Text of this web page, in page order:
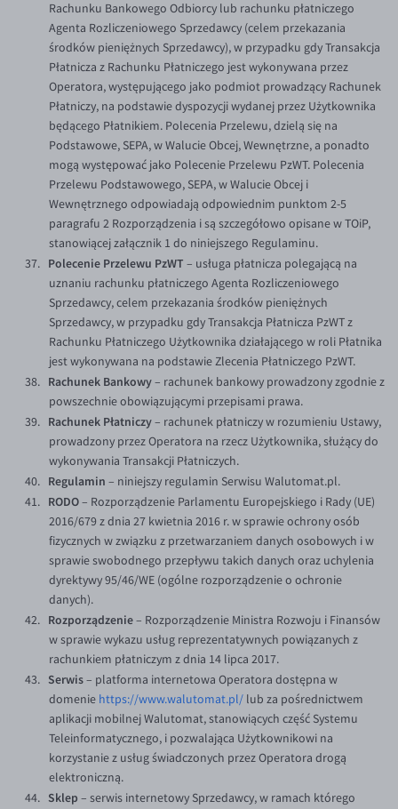
Rachunku Bankowego Odbiorcy lub rachunku płatniczego
Agenta Rozliczeniowego Sprzedawcy (celem przekazania
środków pieniężnych Sprzedawcy), w przypadku gdy Transakcja
Płatnicza z Rachunku Płatniczego jest wykonywana przez
Operatora, występującego jako podmiot prowadzący Rachunek
Płatniczy, na podstawie dyspozycji wydanej przez Użytkownika
będącego Płatnikiem. Polecenia Przelewu, dzielą się na
Podstawowe, SEPA, w Walucie Obcej, Wewnętrzne, a ponadto
mogą występować jako Polecenie Przelewu PzWT. Polecenia
Przelewu Podstawowego, SEPA, w Walucie Obcej i
Wewnętrznego odpowiadają odpowiednim punktom 2-5
paragrafu 2 Rozporządzenia i są szczegółowo opisane w TOiP,
stanowiącej załącznik 1 do niniejszego Regulaminu.
Polecenie Przelewu PzWT – usługa płatnicza polegającą na
uznaniu rachunku płatniczego Agenta Rozliczeniowego
Sprzedawcy, celem przekazania środków pieniężnych
Sprzedawcy, w przypadku gdy Transakcja Płatnicza PzWT z
Rachunku Płatniczego Użytkownika działającego w roli Płatnika
jest wykonywana na podstawie Zlecenia Płatniczego PzWT.
Rachunek Bankowy– rachunek bankowy prowadzony zgodnie z
powszechnie obowiązującymi przepisami prawa.
Rachunek Płatniczy– rachunek płatniczy w rozumieniu Ustawy,
prowadzony przez Operatora na rzecz Użytkownika, służący do
wykonywania Transakcji Płatniczych.
Regulamin – niniejszy regulamin Serwisu Walutomat.pl.
RODO– Rozporządzenie Parlamentu Europejskiego i Rady (UE)
2016/679 z dnia 27 kwietnia 2016 r. w sprawie ochrony osób
fizycznych w związku z przetwarzaniem danych osobowych i w
sprawie swobodnego przepływu takich danych oraz uchylenia
dyrektywy 95/46/WE (ogólne rozporządzenie o ochronie
danych).
Rozporządzenie– Rozporządzenie Ministra Rozwoju i Finansów
w sprawie wykazu usług reprezentatywnych powiązanych z
rachunkiem płatniczym z dnia 14 lipca 2017.
Serwis– platforma internetowa Operatora dostępna w
domenie https://www.walutomat.pl/ lub za pośrednictwem
aplikacji mobilnej Walutomat, stanowiących część Systemu
Teleinformatycznego, i pozwalająca Użytkownikowi na
korzystanie z usług świadczonych przez Operatora drogą
elektroniczną.
Sklep – serwis internetowy Sprzedawcy, w ramach którego